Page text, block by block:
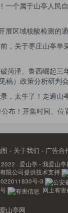
一个属于山亭人民
展区域核酸检测的
，关于枣庄山亭单
菏泽、鲁西崛起三
稿）政策分析研判
，太牛了！走遍山
布！开集时间、位
- 关于我们 - 广告合
· 爱山亭 - 我爱山亭
限公司提供技术支持.
号-3
网上有